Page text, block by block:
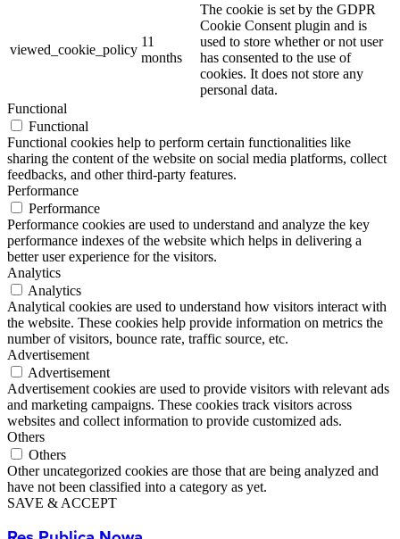
viewed_cookie_policy
11
months
The cookie is set by the GDPR
Cookie Consent plugin and is
used to store whether or not user
has consented to the use of
cookies. It does not store any
personal data.
Functional
Functional
Functional cookies help to perform certain functionalities like
sharing the content of the website on social media platforms, collect
feedbacks, and other third-party features.
Performance
Performance
Performance cookies are used to understand and analyze the key
performance indexes of the website which helps in delivering a
better user experience for the visitors.
Analytics
Analytics
Analytical cookies are used to understand how visitors interact with
the website. These cookies help provide information on metrics the
number of visitors, bounce rate, traffic source, etc.
Advertisement
Advertisement
Advertisement cookies are used to provide visitors with relevant ads
and marketing campaigns. These cookies track visitors across
websites and collect information to provide customized ads.
Others
Others
Other uncategorized cookies are those that are being analyzed and
have not been classified into a category as yet.
SAVE & ACCEPT